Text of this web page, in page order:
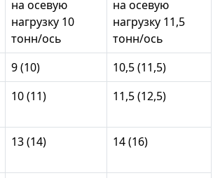
на осевую
нагрузку 10
тонн/ось
на осевую
нагрузку 11,5
тонн/ось
9 (10)
10,5 (11,5)
10 (11) 11,5 (12,5)
13 (14) 14 (16)